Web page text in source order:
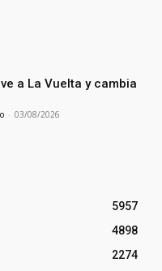
a La Vuelta y cambia
- 03/08/2026
5957
4898
2274